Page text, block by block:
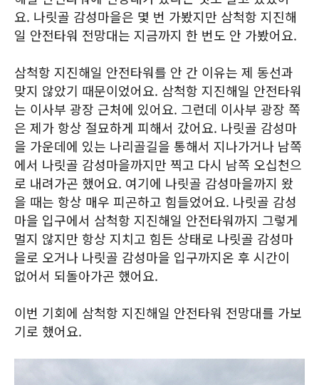
요. 나릿골 감성마을은 몇 번 가봤지만 삼척항 지진해
일 안전타워 전망대는 지금까지 한 번도 안 가봤어요.
삼척항 지진해일 안전타워를 안 간 이유는 제 동선과
맞지 않았기 때문이었어요. 삼척항 지진해일 안전타워
는 이사부 광장 근처에 있어요. 그런데 이사부 광장 쪽
은 제가 항상 절묘하게 피해서 갔어요. 나릿골 감성마
을 가운데에 있는 나리골길을 통해서 지나가거나 남쪽
에서 나릿골 감성마을까지만 찍고 다시 남쪽 오십천으
로 내려가곤 했어요. 여기에 나릿골 감성마을까지 왔
을 때는 항상 매우 피곤하고 힘들었어요. 나릿골 감성
마을 입구에서 삼척항 지진해일 안전타워까지 그렇게
멀지 않지만 항상 지치고 힘든 상태로 나릿골 감성마
을로 오거나 나릿골 감성마을 입구까지온 후 시간이
없어서 되돌아가곤 했어요.
이번 기회에 삼척항 지진해일 안전타워 전망대를 가보
기로 했어요.